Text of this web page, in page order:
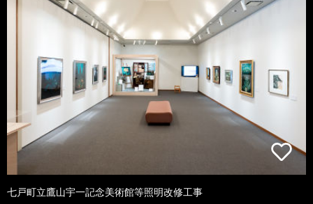
七戸町立鷹山宇一記念美術館等照明改修工事